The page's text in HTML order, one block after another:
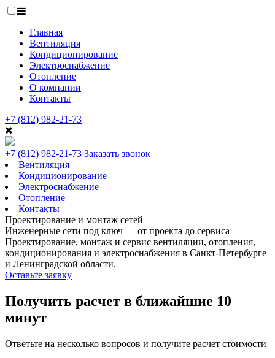
Главная
Вентиляция
Кондиционирование
Электроснабжение
Отопление
О компании
Контакты
+7 (812) 982-21-73
+7 (812) 982-21-73 Заказать звонок
Вентиляция
Кондиционирование
Электроснабжение
Отопление
Контакты
Проектирование и монтаж сетей
Инженерные сети под ключ — от проекта до сервиса
Проектирование, монтаж и сервис вентиляции, отопления,
кондиционирования и электроснабжения в Санкт-Петербурге
и Ленинградской области.
Оставьте заявку
Получить расчет в ближайшие 10
минут
Ответьте на несколько вопросов и получите расчет стоимости